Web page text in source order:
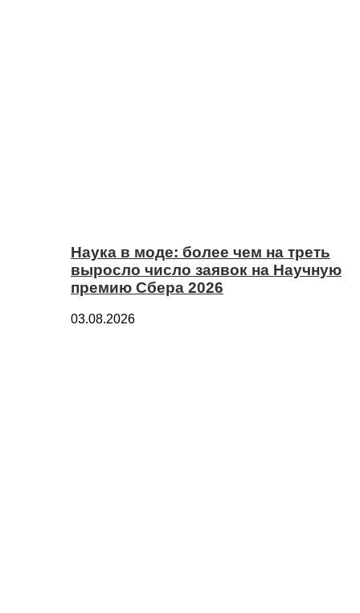
Наука в моде: более чем на треть
выросло число заявок на Научную
премию Сбера 2026
03.08.2026